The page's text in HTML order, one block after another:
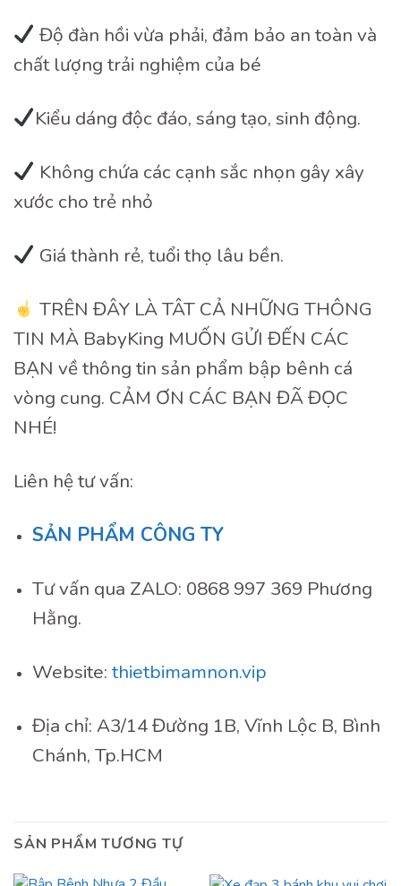
Độ đàn hồi vừa phải, đảm bảo an toàn và
chất lượng trải nghiệm của bé
Kiểu dáng độc đáo, sáng tạo, sinh động.
Không chứa các cạnh sắc nhọn gây xây
xước cho trẻ nhỏ
Giá thành rẻ, tuổi thọ lâu bền.
TRÊN ĐÂY LÀ TÂT CẢ NHỮNG THÔNG
TIN MÀ BabyKing MUỐN GỬI ĐẾN CÁC
BẠN về thông tin sản phẩm bập bênh cá
vòng cung. CẢM ƠN CÁC BẠN ĐÃ ĐỌC
NHÉ!
Liên hệ tư vấn:
SẢN PHẨM CÔNG TY
Tư vấn qua ZALO: 0868 997 369 Phương
Hằng.
Website: thietbimamnon.vip
Địa chỉ: A3/14 Đường 1B, Vĩnh Lộc B, Bình
Chánh, Tp.HCM
SẢN PHẨM TƯƠNG TỰ